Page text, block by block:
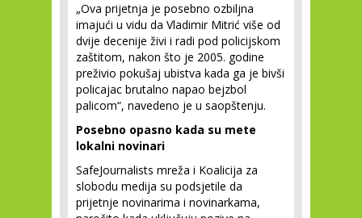
„Ova prijetnja je posebno ozbiljna
imajući u vidu da Vladimir Mitrić više od
dvije decenije živi i radi pod policijskom
zaštitom, nakon što je 2005. godine
preživio pokušaj ubistva kada ga je bivši
policajac brutalno napao bejzbol
palicom“, navedeno je u saopštenju.
Posebno opasno kada su mete
lokalni novinari
SafeJournalists mreža i Koalicija za
slobodu medija su podsjetile da
prijetnje novinarima i novinarkama,